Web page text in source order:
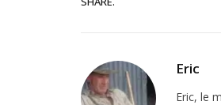
Eric
Eric, le